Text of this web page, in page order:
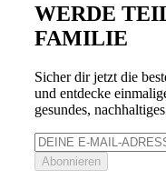
WERDE
FAMILIE
Sicher dir jetzt die
und entdecke
gesundes,
Abonnieren